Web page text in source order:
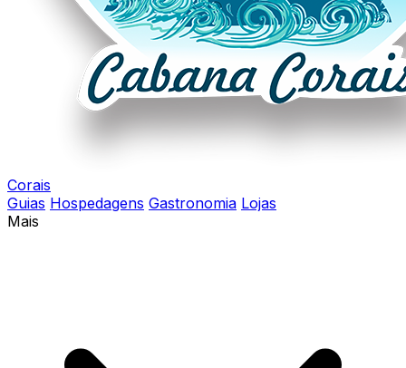
Corais
Guias Hospedagens Gastronomia Lojas
Mais